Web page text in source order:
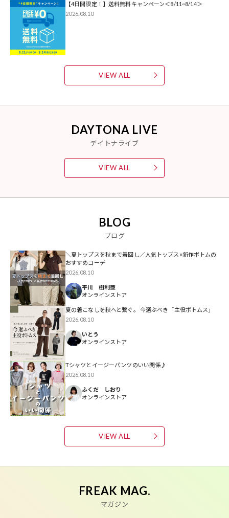
【4日間限定！】送料無料キャンペーン＜8/11~8/14＞
2026.08.10
VIEW ALL
DAYTONA LIVE
デイトナライブ
VIEW ALL
BLOG
ブログ
＼夏トップスを秋まで着回し／人気トップス×新作ボトムの
おすすめコーデ
2026.08.10
平川 樹利亜
オンラインストア
夏の着こなしを秋へと繋ぐ。 今選ぶべき「主役ボトムス」
2026.08.10
いとう
オンラインストア
Tシャツとイージーパンツのいい関係♪
2026.08.10
ふくだ しおり
オンラインストア
VIEW ALL
FREAK MAG.
マガジン